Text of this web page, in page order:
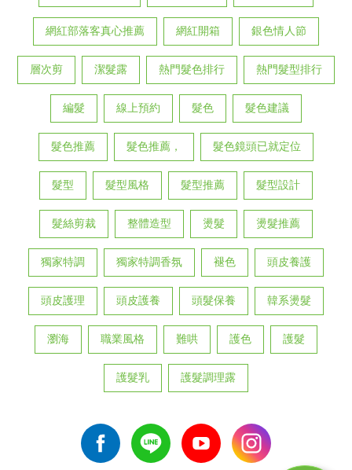
網紅部落客真心推薦 網紅開箱 銀色情人節
層次剪 潔髮露 熱門髮色排行 熱門髮型排行
編髮 線上預約 髮色 髮色建議
髮色推薦 髮色推薦， 髮色鏡頭已就定位
髮型 髮型風格 髮型推薦 髮型設計
髮絲剪裁 整體造型 燙髮 燙髮推薦
獨家特調 獨家特調香氛 褪色 頭皮養護
頭皮護理 頭皮護養 頭髮保養 韓系燙髮
瀏海 職業風格 難哄 護色 護髮
護髮乳 護髮調理露